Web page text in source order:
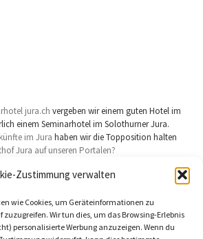
Zustimmung verwalten
wie Cookies, um Geräteinformationen zu
Wir tun dies, um das Browsing-Erlebnis
personalisierte Werbung anzuzeigen. Wenn du
jura.ch vergeben wir einem guten Hotel im
einem Seminarhotel im Solothurner Jura.
im Jura haben wir die Topposition halten
Jura auf unseren Portalen?
Biberist SolothurnSchweiz